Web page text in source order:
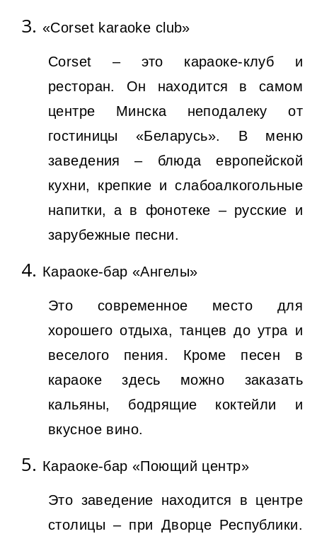
«Corset karaoke club»
Corset – это караоке-клуб и
ресторан. Он находится в самом
центре Минска неподалеку от
гостиницы «Беларусь». В меню
заведения – блюда европейской
кухни, крепкие и слабоалкогольные
напитки, а в фонотеке – русские и
зарубежные песни.
Караоке-бар «Ангелы»
Это современное место для
хорошего отдыха, танцев до утра и
веселого пения. Кроме песен в
караоке здесь можно заказать
кальяны, бодрящие коктейли и
вкусное вино.
Караоке-бар «Поющий центр»
Это заведение находится в центре
столицы – при Дворце Республики.